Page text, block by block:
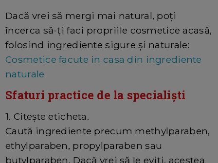
Dacă vrei să mergi mai natural, poți
încerca să-ți faci propriile cosmetice acasă,
folosind ingrediente sigure și naturale:
Cosmetice facute in casa din ingrediente
naturale
Sfaturi practice de la specialiști
1. Citește eticheta.
Caută ingrediente precum methylparaben,
ethylparaben, propylparaben sau
butylparaben. Dacă vrei să le eviți, acestea